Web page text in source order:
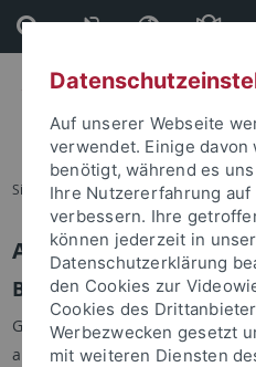
Direkt
zum
Inhalt
Direkt
zur
Fußleiste
Sie sind hier: Startseite
Anmelden
Benutzeranmeldung
Geben Sie Ihren
anzumelden:
Auf unserer Webseite
verwendet. Einige
benötigt, während es
Ihre Nutzererfahrung
verbessern. Ihre
können jederzeit in
Datenschutzerklärung
den Cookies zur
Cookies des
Werbezwecken gesetzt
mit weiteren Diensten